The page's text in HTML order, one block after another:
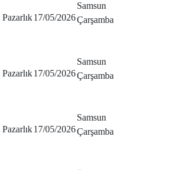
Pazarlık17/05/2026
Samsun
Çarşamba
Pazarlık17/05/2026
Samsun
Çarşamba
Pazarlık17/05/2026
Samsun
Çarşamba